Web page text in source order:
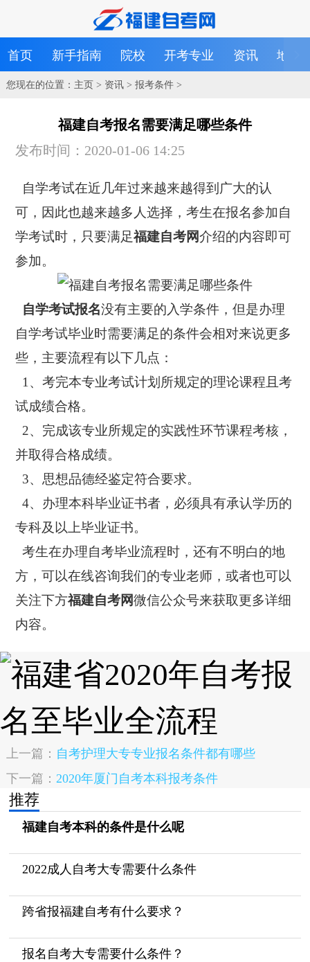
首页 新手指南 院校 开考专业 资讯 地区
您现在的位置： 主页> 资讯> 报考条件>
福建自考报名需要满足哪些条件
发布时间：2020-01-06 14:25
自学考试在近几年过来越来越得到广大的认
可，因此也越来越多人选择，考生在报名参加自
学考试时，只要满足福建自考网介绍的内容即可
参加。
自学考试报名没有主要的入学条件，但是办理
自学考试毕业时需要满足的条件会相对来说更多
些，主要流程有以下几点：
1、考完本专业考试计划所规定的理论课程且考
试成绩合格。
2、完成该专业所规定的实践性环节课程考核，
并取得合格成绩。
3、思想品德经鉴定符合要求。
4、办理本科毕业证书者，必须具有承认学历的
专科及以上毕业证书。
考生在办理自考毕业流程时，还有不明白的地
方，可以在线咨询我们的专业老师，或者也可以
关注下方福建自考网微信公众号来获取更多详细
内容。
上一篇： 自考护理大专专业报名条件都有哪些
下一篇：2020年厦门自考本科报考条件
推荐
福建自考本科的条件是什么呢
2022成人自考大专需要什么条件
跨省报福建自考有什么要求？
报名自考大专需要什么条件？